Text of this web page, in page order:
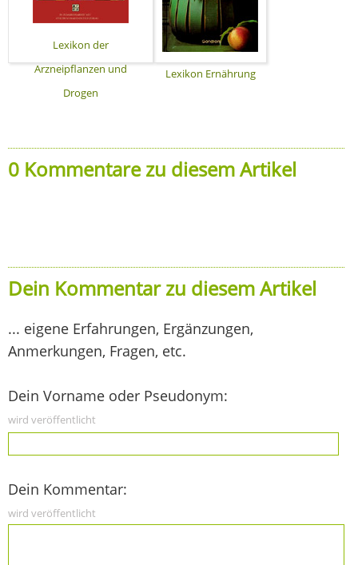
Lexikon der
Arzneipflanzen und
Drogen
Lexikon Ernährung
0 Kommentare zu diesem Artikel
Dein Kommentar zu diesem Artikel
... eigene Erfahrungen, Ergänzungen,
Anmerkungen, Fragen, etc.
Dein Vorname oder Pseudonym:
wird veröffentlicht
Dein Kommentar:
wird veröffentlicht